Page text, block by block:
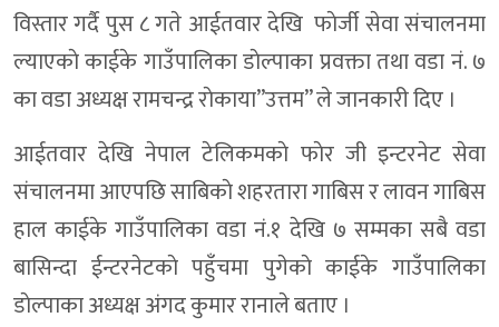
विस्तार गर्दै पुस ८ गते आईतवार देखि फाेर्जी सेवा संचालनमा
ल्याएकाे काईके गाउँपालिका डाेल्पाका प्रवक्ता तथा वडा नं. ७
का वडा अध्यक्ष रामचन्द्र राेकाया”उत्तम” ले जानकारी दिए ।
आईतवार देखि नेपाल टेलिकमकाे फाेर जी इन्टरनेट सेवा
संचालनमा आएपछि साबिकाे शहरतारा गाबिस र लावन गाबिस
हाल काईके गाउँपालिका वडा नं.१ देखि ७ सम्मका सबै वडा
बासिन्दा ईन्टरनेटकाे पहुँचमा पुगेकाे काईके गाउँपालिका
डाेल्पाका अध्यक्ष अंगद कुमार रानाले बताए ।